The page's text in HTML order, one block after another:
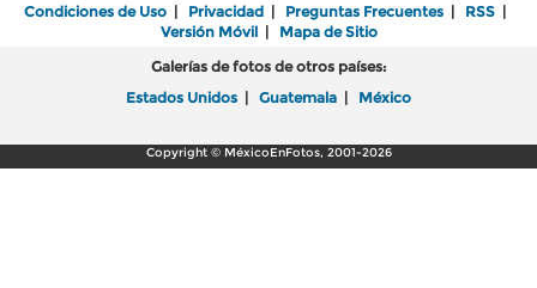
Condiciones de Uso | Privacidad | Preguntas Frecuentes | RSS |
Versión Móvil| Mapa de Sitio
Galerías de fotos de otros países:
Estados Unidos | Guatemala | México
Copyright © MéxicoEnFotos, 2001-2026